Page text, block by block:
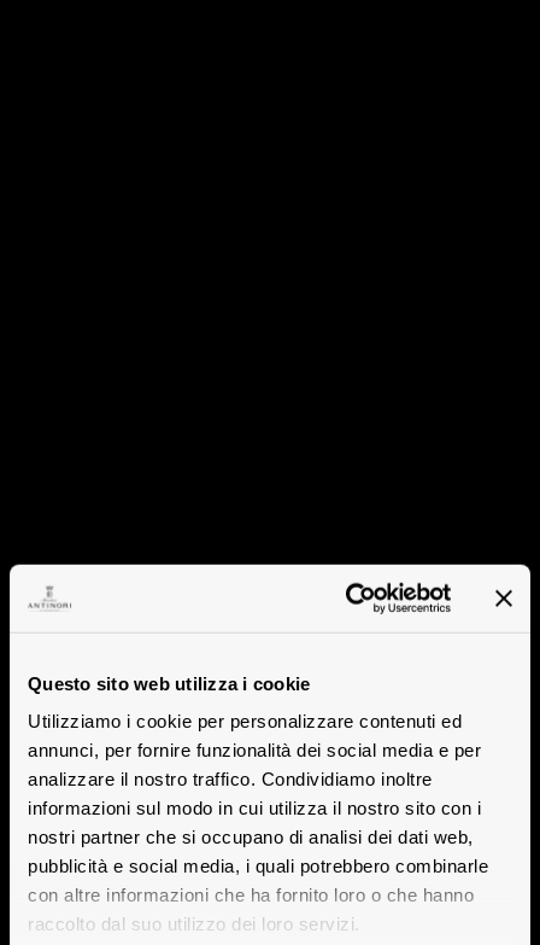
Questo sito web utilizza i cookie
Utilizziamo i cookie per personalizzare contenuti ed
annunci, per fornire funzionalità dei social media e per
analizzare il nostro traffico. Condividiamo inoltre
informazioni sul modo in cui utilizza il nostro sito con i
nostri partner che si occupano di analisi dei dati web,
pubblicità e social media, i quali potrebbero combinarle
con altre informazioni che ha fornito loro o che hanno
raccolto dal suo utilizzo dei loro servizi.